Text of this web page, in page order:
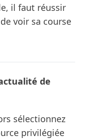
il faut réussir
voir sa course
de
sélectionnez
privilégiée